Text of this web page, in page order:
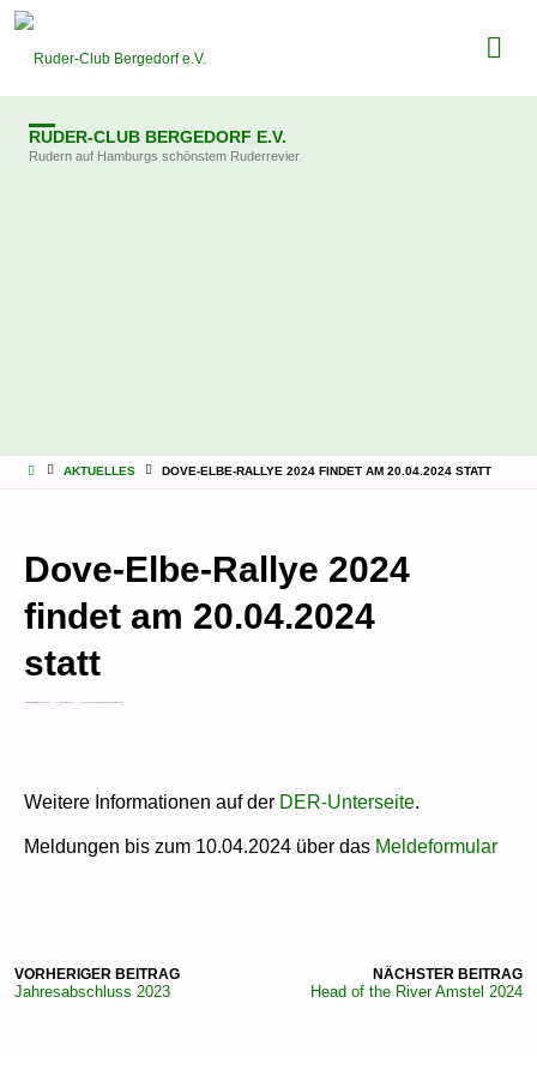
RUDER-CLUB BERGEDORF E.V.
Rudern auf Hamburgs schönstem Ruderrevier
STARTSEITE
AKTUELLES DOVE-ELBE-RALLYE 2024 FINDET AM 20.04.2024 STATT
Dove-Elbe-Rallye 2024
findet am 20.04.2024
statt
Weitere Informationen auf der DER-Unterseite.
Meldungen bis zum 10.04.2024 über das Meldeformular
VORHERIGER BEITRAG
Jahresabschluss 2023
NÄCHSTER BEITRAG
Head of the River Amstel 2024